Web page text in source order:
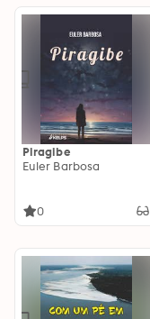
Piragibe
Euler Barbosa
0